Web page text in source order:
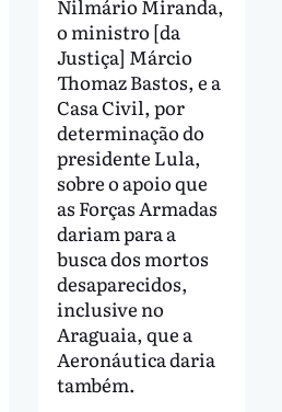
Nilmário Miranda,
o ministro [da
Justiça] Márcio
Thomaz Bastos, e a
Casa Civil, por
determinação do
presidente Lula,
sobre o apoio que
as Forças Armadas
dariam para a
busca dos mortos
desaparecidos,
inclusive no
Araguaia, que a
Aeronáutica daria
também.